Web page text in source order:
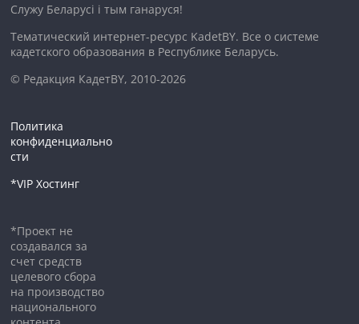
Служу Беларусі і тым ганаруся!
Тематический интернет-ресурс KadetBY. Все о системе
кадетского образования в Республике Беларусь.
© Редакция КадетBY, 2010-2026
Политика
конфиденциально
сти
*VIP Хостинг
*Проект не
создавался за
счет средств
целевого сбора
на производство
национального